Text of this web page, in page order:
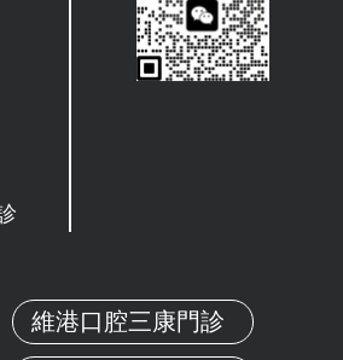
維港口腔三康門診